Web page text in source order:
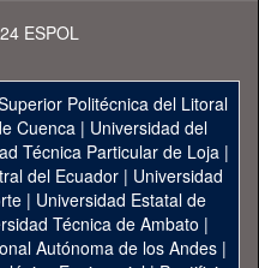
ESPOL
Politécnica del Litoral
Cuenca| Universidad del
Técnica Particular de Loja|
del Ecuador| Universidad
| Universidad Estatal de
Técnica de Ambato |
Autónoma de los Andes|